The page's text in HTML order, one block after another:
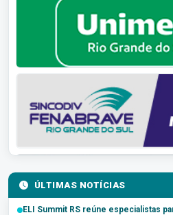
ÚLTIMAS NOTÍCIAS
ELI Summit RS reúne especialistas